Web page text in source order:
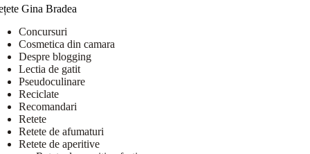
Gina Bradea
Concursuri
Cosmetica din camara
Despre blogging
Lectia de gatit
Pseudoculinare
Reciclate
Recomandari
Retete
Retete de afumaturi
Retete de aperitive